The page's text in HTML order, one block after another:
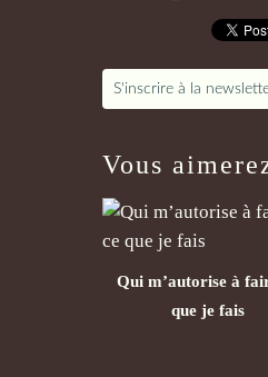
S'inscrire à la
Vous
Qui m’autorise à
que je fais